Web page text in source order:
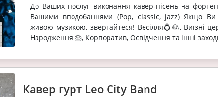
До Ваших послуг виконання кавер-пісень на
Вашими вподобаннями (Pop, classic, jazz) Якщо Ви
живою музикою, звертайтеся! Весілля💍👰, Виїзні
Народження 🎂, Корпоратив, Освідчення та інші
Кавер гурт Leo City Band